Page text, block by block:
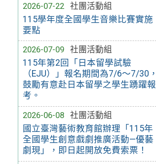
2026-07-22
社團活動組
115學年度全國學生音樂比賽實施
要點
2026-07-09
社團活動組
115年第2回「日本留學試驗
（EJU）」報名期間為7/6～7/30，
鼓勵有意赴日本留學之學生踴躍報
考。
2026-06-08
社團活動組
國立臺灣藝術教育館辦理「115年
全國學生創意戲劇推廣活動—優藝
劇現」，即日起開放免費索票！